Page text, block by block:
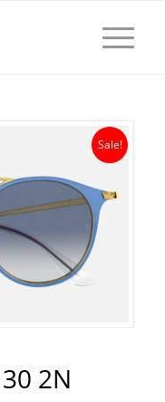
Sale!
2N